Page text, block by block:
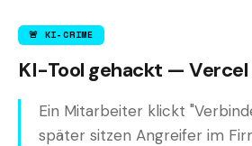
🚨 KI-CRIME
KI-Tool gehackt —
Ein Mitarbeiter klickt
später sitzen Angreifer im